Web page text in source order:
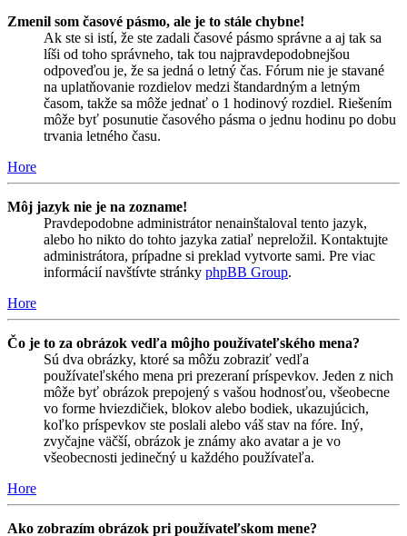
Zmenil som časové pásmo, ale je to stále chybne!
Ak ste si istí, že ste zadali časové pásmo správne a aj tak sa
líši od toho správneho, tak tou najpravdepodobnejšou
odpoveďou je, že sa jedná o letný čas. Fórum nie je stavané
na uplatňovanie rozdielov medzi štandardným a letným
časom, takže sa môže jednať o 1 hodinový rozdiel. Riešením
môže byť posunutie časového pásma o jednu hodinu po dobu
trvania letného času.
Hore
Môj jazyk nie je na zozname!
Pravdepodobne administrátor nenainštaloval tento jazyk,
alebo ho nikto do tohto jazyka zatiaľ nepreložil. Kontaktujte
administrátora, prípadne si preklad vytvorte sami. Pre viac
informácií navštívte stránky phpBB Group.
Hore
Čo je to za obrázok vedľa môjho používateľského mena?
Sú dva obrázky, ktoré sa môžu zobraziť vedľa
používateľského mena pri prezeraní príspevkov. Jeden z nich
môže byť obrázok prepojený s vašou hodnosťou, všeobecne
vo forme hviezdičiek, blokov alebo bodiek, ukazujúcich,
koľko príspevkov ste poslali alebo váš stav na fóre. Iný,
zvyčajne väčší, obrázok je známy ako avatar a je vo
všeobecnosti jedinečný u každého používateľa.
Hore
Ako zobrazím obrázok pri používateľskom mene?